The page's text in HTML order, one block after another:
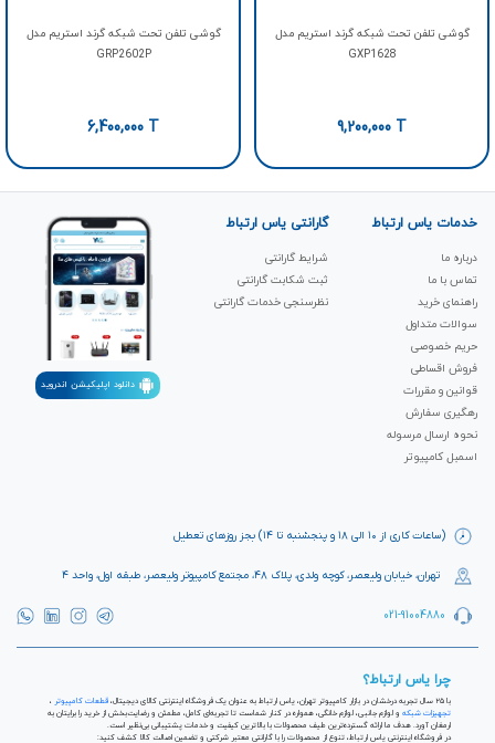
گوشی تلفن تحت شبکه گرند استریم مدل
GXP1628
9,200,000 T
گوشی تلفن تحت شبکه گرند استریم مدل
GRP2602P
6,400,000 T
(ساعات کاری از ۱۰ الی ۱۸ و پنجشنبه تا ۱۴) بجز روزهای تعطیل
تهران، خیابان ولیعصر، کوچه ولدی، پلاک ۴۸، مجتمع کامپیوتر ولیعصر، طبقه اول، واحد ۴
021-91004880
خدمات یاس ارتباط
درباره ما
تماس با ما
راهنمای خرید
سوالات متداول
حریم خصوصی
فروش اقساطی
قوانین و مقررات
رهگیری سفارش
نحوه ارسال مرسوله
اسمبل کامپیوتر
گارانتی یاس ارتباط
شرایط گارانتی
ثبت شکابت‌ گارانتی
نظرسنجی خدمات گارانتی
دانلود اپلیکیشن اندروید
چرا یاس ارتباط؟
با ۲۵ سال تجربه درخشان در بازار کامپیوتر تهران، یاس ارتباط به عنوان یک فروشگاه اینترنتی کالای دیجیتال، قطعات کامپیوتر
تجهیزات شبکه
و لوازم جانبی، لوازم خانگی، همواره در کنار شماست تا تجربه‌ای کامل، مطمئن و رضایت‌بخش از خرید را برایتان به
ارمغان آورد. هدف ما ارائه گسترده‌ترین طیف محصولات با بالاترین کیفیت و خدمات پشتیبانی بی‌نظیر است.
در فروشگاه اینترنتی یاس ارتباط، تنوع از محصولات را با گارانتی معتبر شرکتی و تضمین اصالت کالا کشف کنید: